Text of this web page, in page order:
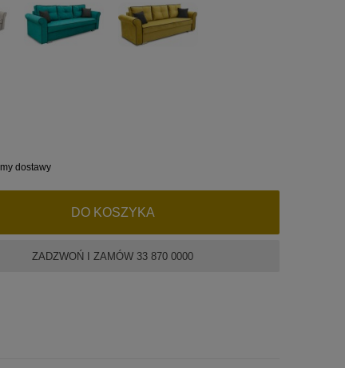
dostawy
DO KOSZYKA
ZADZWOŃ I ZAMÓW 33 870 0000